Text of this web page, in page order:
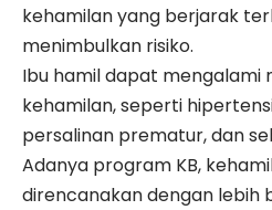
kehamilan yang berjarak
menimbulkan risiko.
Ibu hamil dapat mengalami
kehamilan, seperti
persalinan prematur, dan
Adanya program KB,
direncanakan dengan lebih